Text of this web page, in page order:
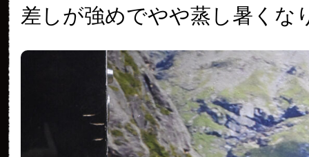
差しが強めでやや蒸し暑くな